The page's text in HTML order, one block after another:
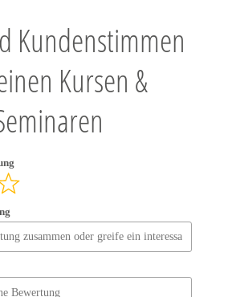
Kundenstimmen
Kursen &